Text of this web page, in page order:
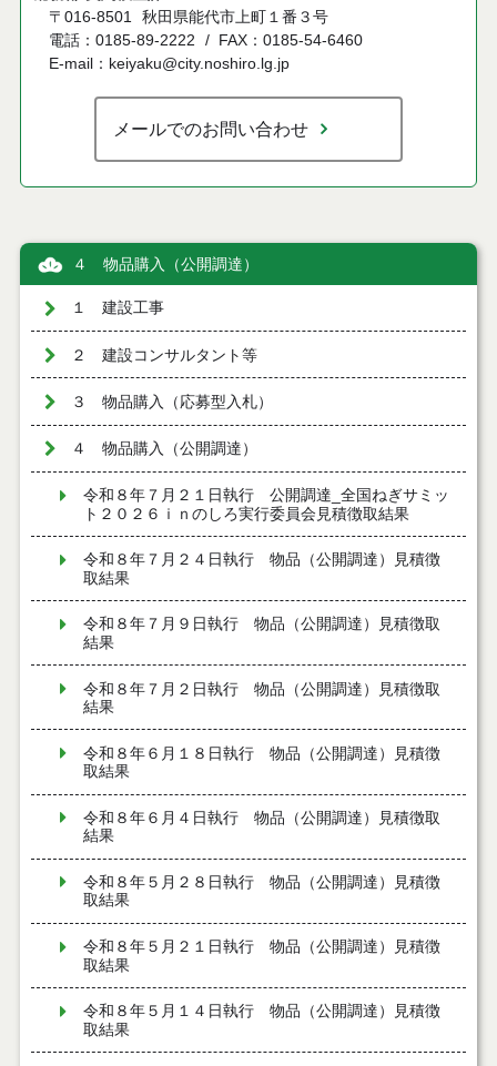
〒016-8501 秋田県能代市上町１番３号
電話：0185-89-2222
FAX：0185-54-6460
E-mail：keiyaku@city.noshiro.lg.jp
メールでのお問い合わせ
４ 物品購入（公開調達）
１ 建設工事
２ 建設コンサルタント等
３ 物品購入（応募型入札）
４ 物品購入（公開調達）
令和８年７月２１日執行 公開調達_全国ねぎサミッ
ト２０２６ｉｎのしろ実行委員会見積徴取結果
令和８年７月２４日執行 物品（公開調達）見積徴
取結果
令和８年７月９日執行 物品（公開調達）見積徴取
結果
令和８年７月２日執行 物品（公開調達）見積徴取
結果
令和８年６月１８日執行 物品（公開調達）見積徴
取結果
令和８年６月４日執行 物品（公開調達）見積徴取
結果
令和８年５月２８日執行 物品（公開調達）見積徴
取結果
令和８年５月２１日執行 物品（公開調達）見積徴
取結果
令和８年５月１４日執行 物品（公開調達）見積徴
取結果